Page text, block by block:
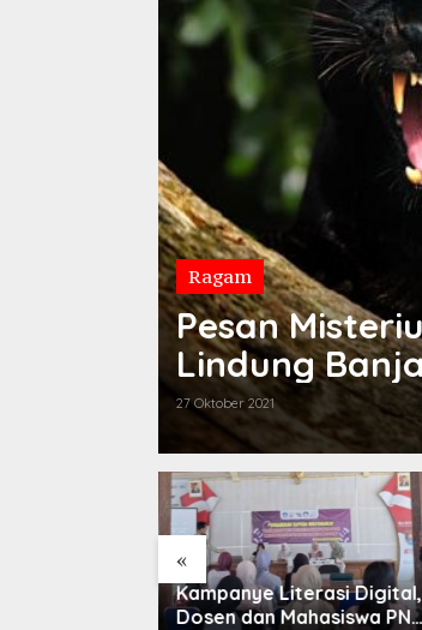
Ragam
Pesan
Lindung
27 Oktober 2021
«
Ponpes El-Fira 4 Hybrid
Luncurkan Program